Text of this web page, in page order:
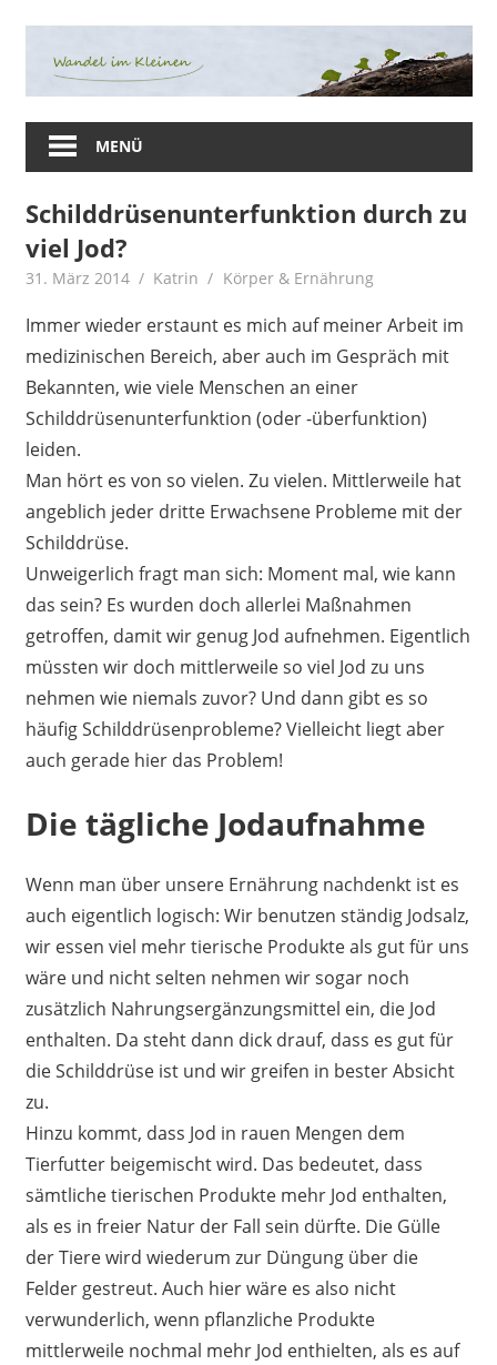
springen
Willkommen
auf
Blog
rund
um
Themen
Nachhaltigkeit,
Plastikverzicht,
Gesundheit
&
Ernährung.
MENÜ
Schilddrüsenunterfunktion durch zu
viel Jod?
31. März 2014 Katrin Körper & Ernährung
Immer wieder erstaunt es mich auf meiner Arbeit im
medizinischen Bereich, aber auch im Gespräch mit
Bekannten, wie viele Menschen an einer
Schilddrüsenunterfunktion (oder -überfunktion)
leiden.
Man hört es von so vielen. Zu vielen. Mittlerweile hat
angeblich jeder dritte Erwachsene Probleme mit der
Schilddrüse.
Unweigerlich fragt man sich: Moment mal, wie kann
das sein? Es wurden doch allerlei Maßnahmen
getroffen, damit wir genug Jod aufnehmen. Eigentlich
müssten wir doch mittlerweile so viel Jod zu uns
nehmen wie niemals zuvor? Und dann gibt es so
häufig Schilddrüsenprobleme? Vielleicht liegt aber
auch gerade hier das Problem!
Die tägliche Jodaufnahme
Wenn man über unsere Ernährung nachdenkt ist es
auch eigentlich logisch: Wir benutzen ständig Jodsalz,
wir essen viel mehr tierische Produkte als gut für uns
wäre und nicht selten nehmen wir sogar noch
zusätzlich Nahrungsergänzungsmittel ein, die Jod
enthalten. Da steht dann dick drauf, dass es gut für
die Schilddrüse ist und wir greifen in bester Absicht
zu.
Hinzu kommt, dass Jod in rauen Mengen dem
Tierfutter beigemischt wird. Das bedeutet, dass
sämtliche tierischen Produkte mehr Jod enthalten,
als es in freier Natur der Fall sein dürfte. Die Gülle
der Tiere wird wiederum zur Düngung über die
Felder gestreut. Auch hier wäre es also nicht
verwunderlich, wenn pflanzliche Produkte
mittlerweile nochmal mehr Jod enthielten, als es auf